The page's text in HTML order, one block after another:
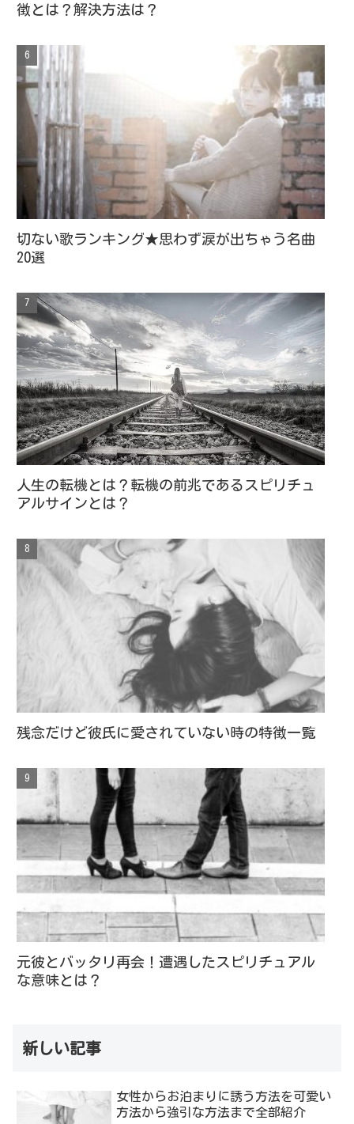
徴とは？解決方法は？
切ない歌ランキング★思わず涙が出ちゃう名曲
20選
人生の転機とは？転機の前兆であるスピリチュ
アルサインとは？
残念だけど彼氏に愛されていない時の特徴一覧
元彼とバッタリ再会！遭遇したスピリチュアル
な意味とは？
新しい記事
女性からお泊まりに誘う方法を可愛い
方法から強引な方法まで全部紹介